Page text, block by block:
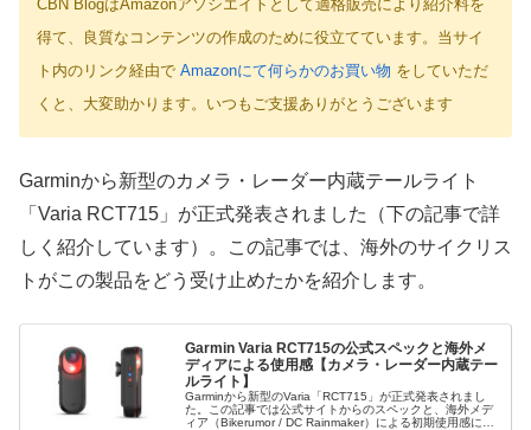
CBN BlogはAmazonアソシエイトとして適格販売により紹介料を
得て、良質なコンテンツの作成のために役立てています。当サイ
ト内のリンク経由で Amazonにて何らかのお買い物 をしていただ
くと、大変助かります。いつもご支援ありがとうございます
Garminから新型のカメラ・レーダー内蔵テールライト
「Varia RCT715」が正式発表されました（下の記事で詳
しく紹介しています）。この記事では、海外のサイクリス
トがこの製品をどう受け止めたかを紹介します。
Garmin Varia RCT715の公式スペックと海外メ
ディアによる使用感【カメラ・レーダー内蔵テー
ルライト】
Garminから新型のVaria「RCT715」が正式発表されまし
た。この記事では公式サイトからのスペックと、海外メデ
ィア（Bikerumor / DC Rainmaker）による初期使用感につ